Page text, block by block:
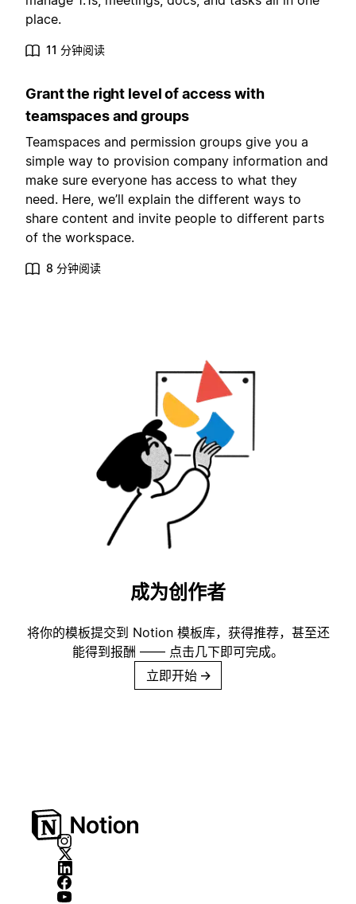
place.
11 分钟阅读
Grant the right level of access with
teamspaces and groups
Teamspaces and permission groups give you a
simple way to provision company information and
make sure everyone has access to what they
need. Here, we’ll explain the different ways to
share content and invite people to different parts
of the workspace.
8 分钟阅读
成为创作者
将你的模板提交到 Notion 模板库，获得推荐，甚至还
能得到报酬 —— 点击几下即可完成。
立即开始 →